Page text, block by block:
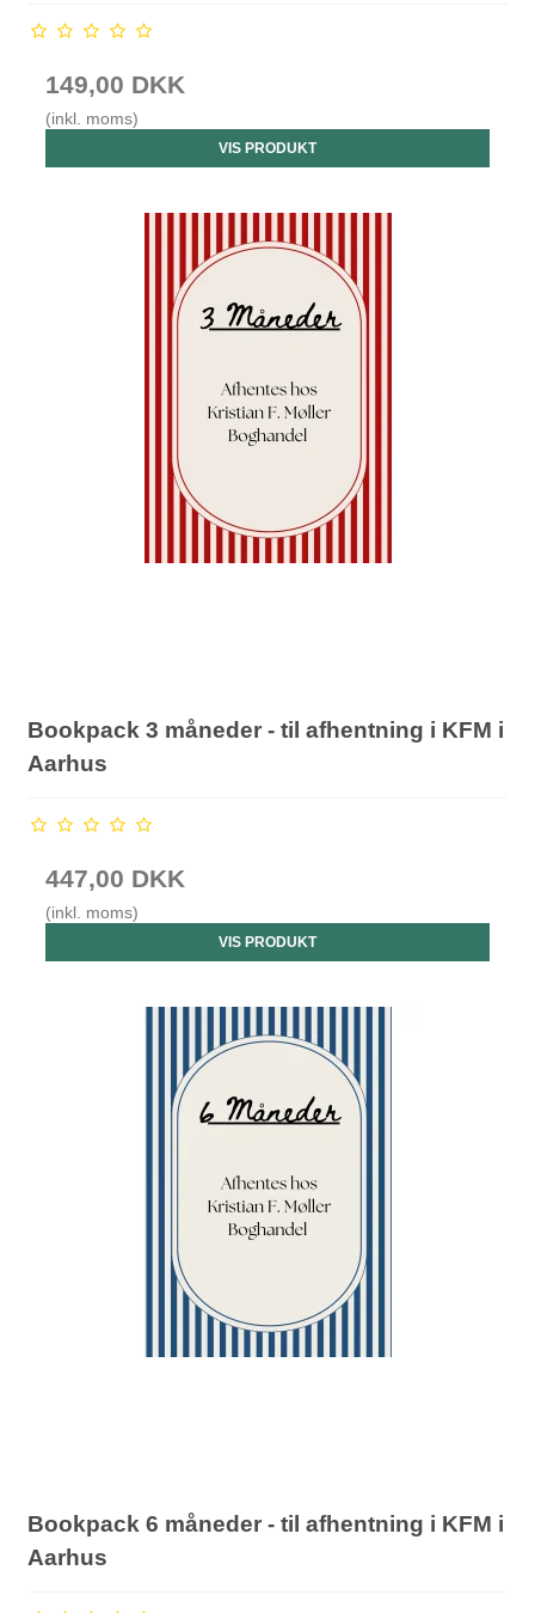
149,00 DKK
(inkl. moms)
VIS PRODUKT
Bookpack 3 måneder - til afhentning i KFM i
Aarhus
447,00 DKK
(inkl. moms)
VIS PRODUKT
Bookpack 6 måneder - til afhentning i KFM i
Aarhus